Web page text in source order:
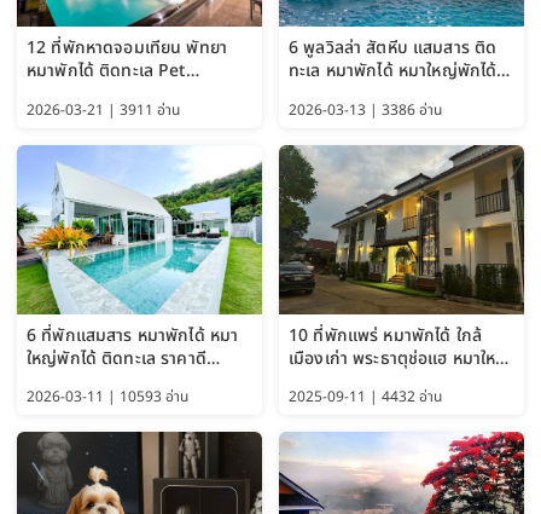
12 ที่พักหาดจอมเทียน พัทยา
หมาพักได้ ติดทะเล Pet
พักได้ อัปเดต 2569
2026-03-21 | 3911 อ่าน
6 พูลวิลล่า สัตหีบ แสมสาร ติด
ทะเล หมาพักได้ หมาใหญ่พักได้
2026-03-13 | 3386 อ่าน
6 ที่พักแสมสาร หมาพักได้ หมา
ใหญ่พักได้ ติดทะเล ราคาดี
2026-03-11 | 10593 อ่าน
10 ที่พักแพร่ หมาพักได้ ใกล้
เมืองเก่า พระธาตุช่อแฮ หมาใหญ่
2025-09-11 | 4432 อ่าน